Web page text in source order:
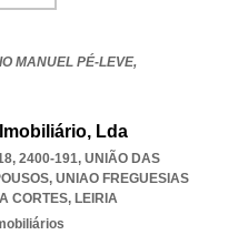
MANUEL PÉ-LEVE,
Lda
2400-191, UNIÃO DAS
, UNIAO FREGUESIAS
CORTES, LEIRIA